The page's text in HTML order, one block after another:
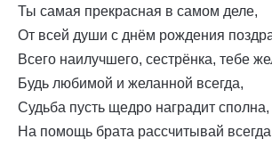
Ты самая прекрасная в самом деле,
От всей души с днём рождения
Всего наилучшего, сестрёнка, тебе
Будь любимой и желанной всегда,
Судьба пусть щедро наградит сполна,
На помощь брата рассчитывай